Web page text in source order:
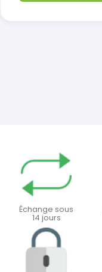
Échange sous
14 jours